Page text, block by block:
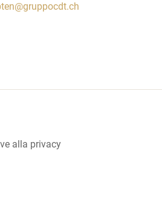
alla privacy